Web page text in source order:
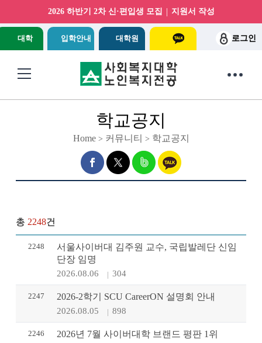
대학 입학안내 대학원
2026 하반기 2차 신·편입생 모집 | 지원서 작성
로그인
학교공지
Home> 커뮤니티 > 학교공지
총 2248건
2248
서울사이버대 김주원 교수, 국립발레단 신임
단장 임명
2026.08.06 304
2247 2026-2학기 SCU CareerON 설명회 안내
2026.08.05 898
2246 2026년 7월 사이버대학 브랜드 평판 1위